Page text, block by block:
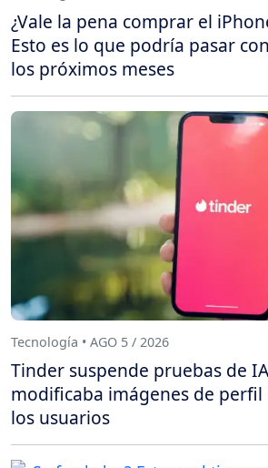
¿Vale la pena comprar el
Esto es lo que podría pasar
los próximos meses
Tecnología • AGO 5 / 2026
Tinder suspende pruebas de
modificaba imágenes de perfil
los usuarios